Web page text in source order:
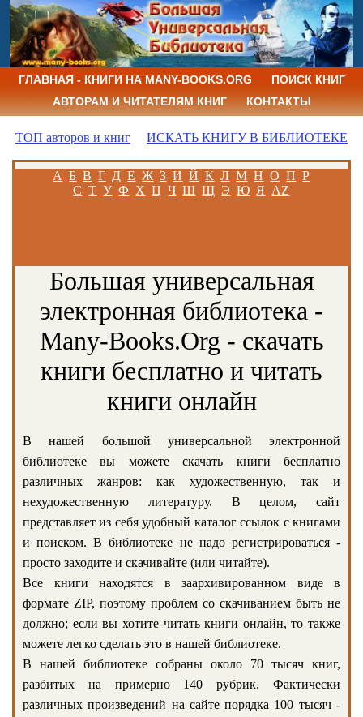
ГЛАВНАЯ - КНИГИ НА MANY-BOOKS.ORG
ПОИСК КНИГ
АВТОРАМ И ЧИТАТЕЛЯМ КНИГ
КОНТАКТЫ
ТОП авторов и книг ИСКАТЬ КНИГУ В БИБЛИОТЕКЕ
А Б В Г Д Е Ж З И Й К Л М Н О П Р
С Т У Ф Х Ц Ч Ш Щ Э Ю Я AZ
Большая универсальная
электронная библиотека -
Many-Books.Org - скачать
книги бесплатно и читать
книги онлайн
В нашей большой универсальной электронной
библиотеке вы можете скачать книги бесплатно
различных жанров: как художественную, так и
нехудожественную литературу. В целом, сайт
представляет из себя удобный каталог ссылок с книгами
и поиском. В библиотеке не надо регистрироваться -
просто заходите и скачивайте (или читайте).
Все книги находятся в заархивированном виде в
формате ZIP, поэтому проблем со скачиванием быть не
должно; если вы хотите читать книги онлайн, то также
можете легко сделать это в нашей библиотеке.
В нашей библиотеке собраны около 70 тысяч книг,
разбитых на примерно 140 рубрик. Фактически
различных произведений на сайте порядка 100 тысяч -